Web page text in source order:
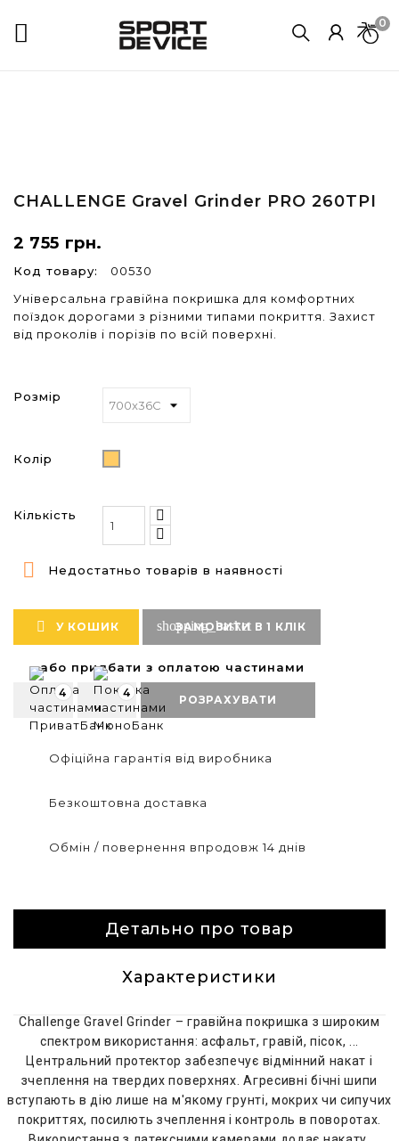
 0
CHALLENGE Gravel Grinder PRO 260TPI
2 755 грн.
Код товару:
00530
Універсальна гравійна покришка для комфортних
поїздок дорогами з різними типами покриття. Захист
від проколів і порізів по всій поверхні.
Розмір
Колір
Кількість
 Недостатньо товарів в наявності
 У КОШИК shopping_basket
ЗАМОВИТИ В 1 КЛІК
або придбати з оплатою частинами
4 4
РОЗРАХУВАТИ
Офіційна гарантія від виробника
Безкоштовна доставка
Обмін / повернення впродовж 14 днів
Детально про товар
Характеристики
Challenge Gravel Grinder – гравійна покришка з широким
спектром використання: асфальт, гравій, пісок, ...
Центральний протектор забезпечує відмінний накат і
зчеплення на твердих поверхнях. Агресивні бічні шипи
вступають в дію лише на м'якому грунті, мокрих чи сипучих
покриттях, посилють зчеплення і контроль в поворотах.